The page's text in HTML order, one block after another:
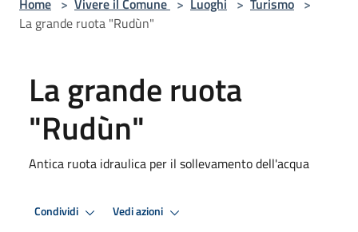
La grande ruota "Rudùn"
La grande ruota
"Rudùn"
Antica ruota idraulica per il sollevamento dell'acqua
Condividi Vedi azioni